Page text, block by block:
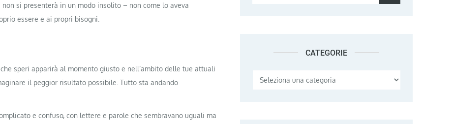
si presenterà in un modo insolito – non come lo aveva
essere e ai propri bisogni.
speri apparirà al momento giusto e nell’ambito delle tue attuali
il peggior risultato possibile. Tutto sta andando
e confuso, con lettere e parole che sembravano uguali ma
CATEGORIE
Categorie